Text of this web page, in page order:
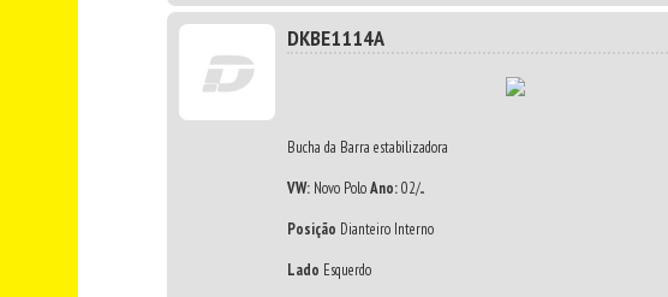
DKBE1114A
Bucha da Barra estabilizadora
VW: Novo PoloAno:02/...
Posição Dianteiro Interno
Lado Esquerdo